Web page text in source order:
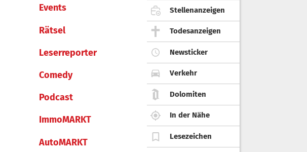
Events
Rätsel
Leserreporter
Comedy
Podcast
ImmoMARKT
AutoMARKT
Stellenanzeigen
Todesanzeigen
Newsticker
Verkehr
Dolomiten
In der Nähe
Lesezeichen